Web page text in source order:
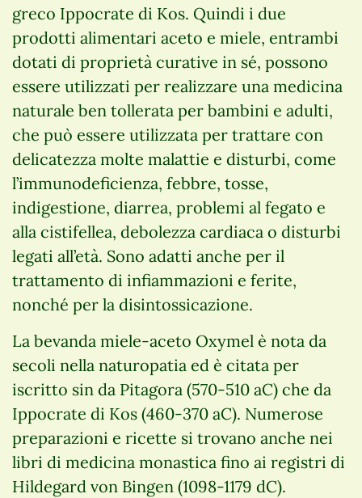
greco Ippocrate di Kos. Quindi i due
prodotti alimentari aceto e miele, entrambi
dotati di proprietà curative in sé, possono
essere utilizzati per realizzare una medicina
naturale ben tollerata per bambini e adulti,
che può essere utilizzata per trattare con
delicatezza molte malattie e disturbi, come
l’immunodeficienza, febbre, tosse,
indigestione, diarrea, problemi al fegato e
alla cistifellea, debolezza cardiaca o disturbi
legati all’età. Sono adatti anche per il
trattamento di infiammazioni e ferite,
nonché per la disintossicazione.
La bevanda miele-aceto Oxymel è nota da
secoli nella naturopatia ed è citata per
iscritto sin da Pitagora (570-510 aC) che da
Ippocrate di Kos (460-370 aC). Numerose
preparazioni e ricette si trovano anche nei
libri di medicina monastica fino ai registri di
Hildegard von Bingen (1098-1179 dC).